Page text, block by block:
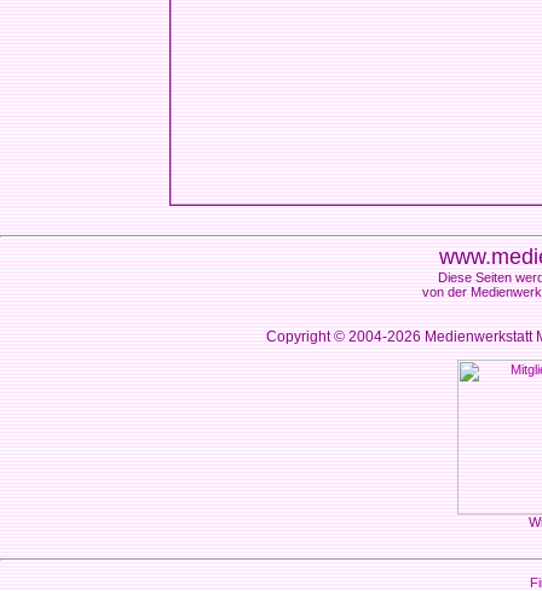
Diese Seiten
von der
Copyright © 2004-2026Medienwerkstatt